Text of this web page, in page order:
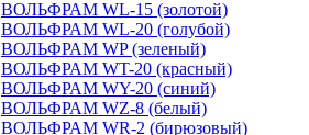
ВОЛЬФРАМ WL-15 (золотой)
ВОЛЬФРАМ WL-20 (голубой)
ВОЛЬФРАМ WP (зеленый)
ВОЛЬФРАМ WT-20 (красный)
ВОЛЬФРАМ WY-20 (синий)
ВОЛЬФРАМ WZ-8 (белый)
ВОЛЬФРАМ WR-2 (бирюзовый)